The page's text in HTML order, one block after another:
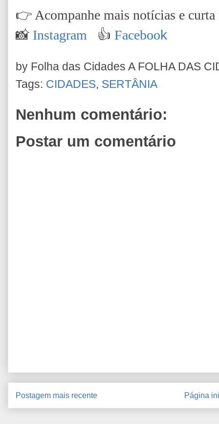
👉 Acompanhe mais notícias e curta
📸 Instagram 👍 Facebook
by Folha das Cidades A FOLHA DAS
Tags: CIDADES, SERTÂNIA
Nenhum comentário:
Postar um comentário
Postagem mais recente Página